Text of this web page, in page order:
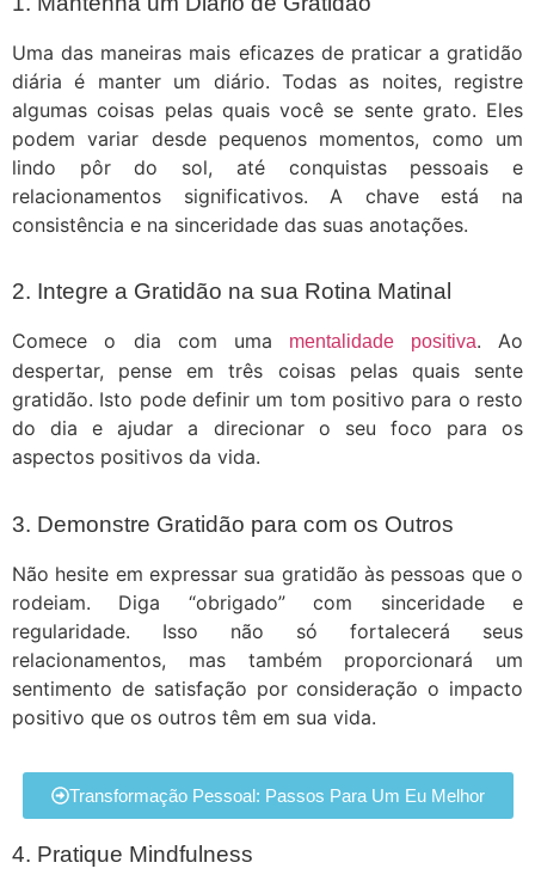
Uma das maneiras mais eficazes de praticar a gratidão
diária é manter um diário. Todas as noites, registre
algumas coisas pelas quais você se sente grato. Eles
podem variar desde pequenos momentos, como um
lindo pôr do sol, até conquistas pessoais e
relacionamentos significativos. A chave está na
consistência e na sinceridade das suas anotações.
2. Integre a Gratidão na sua Rotina Matinal
Comece o dia com uma mentalidade positiva. Ao
despertar, pense em três coisas pelas quais sente
gratidão. Isto pode definir um tom positivo para o resto
do dia e ajudar a direcionar o seu foco para os
aspectos positivos da vida.
3. Demonstre Gratidão para com os Outros
Não hesite em expressar sua gratidão às pessoas que o
rodeiam. Diga “obrigado” com sinceridade e
regularidade. Isso não só fortalecerá seus
relacionamentos, mas também proporcionará um
sentimento de satisfação por consideração o impacto
positivo que os outros têm em sua vida.
Transformação Pessoal: Passos Para Um Eu Melhor
4. Pratique Mindfulness